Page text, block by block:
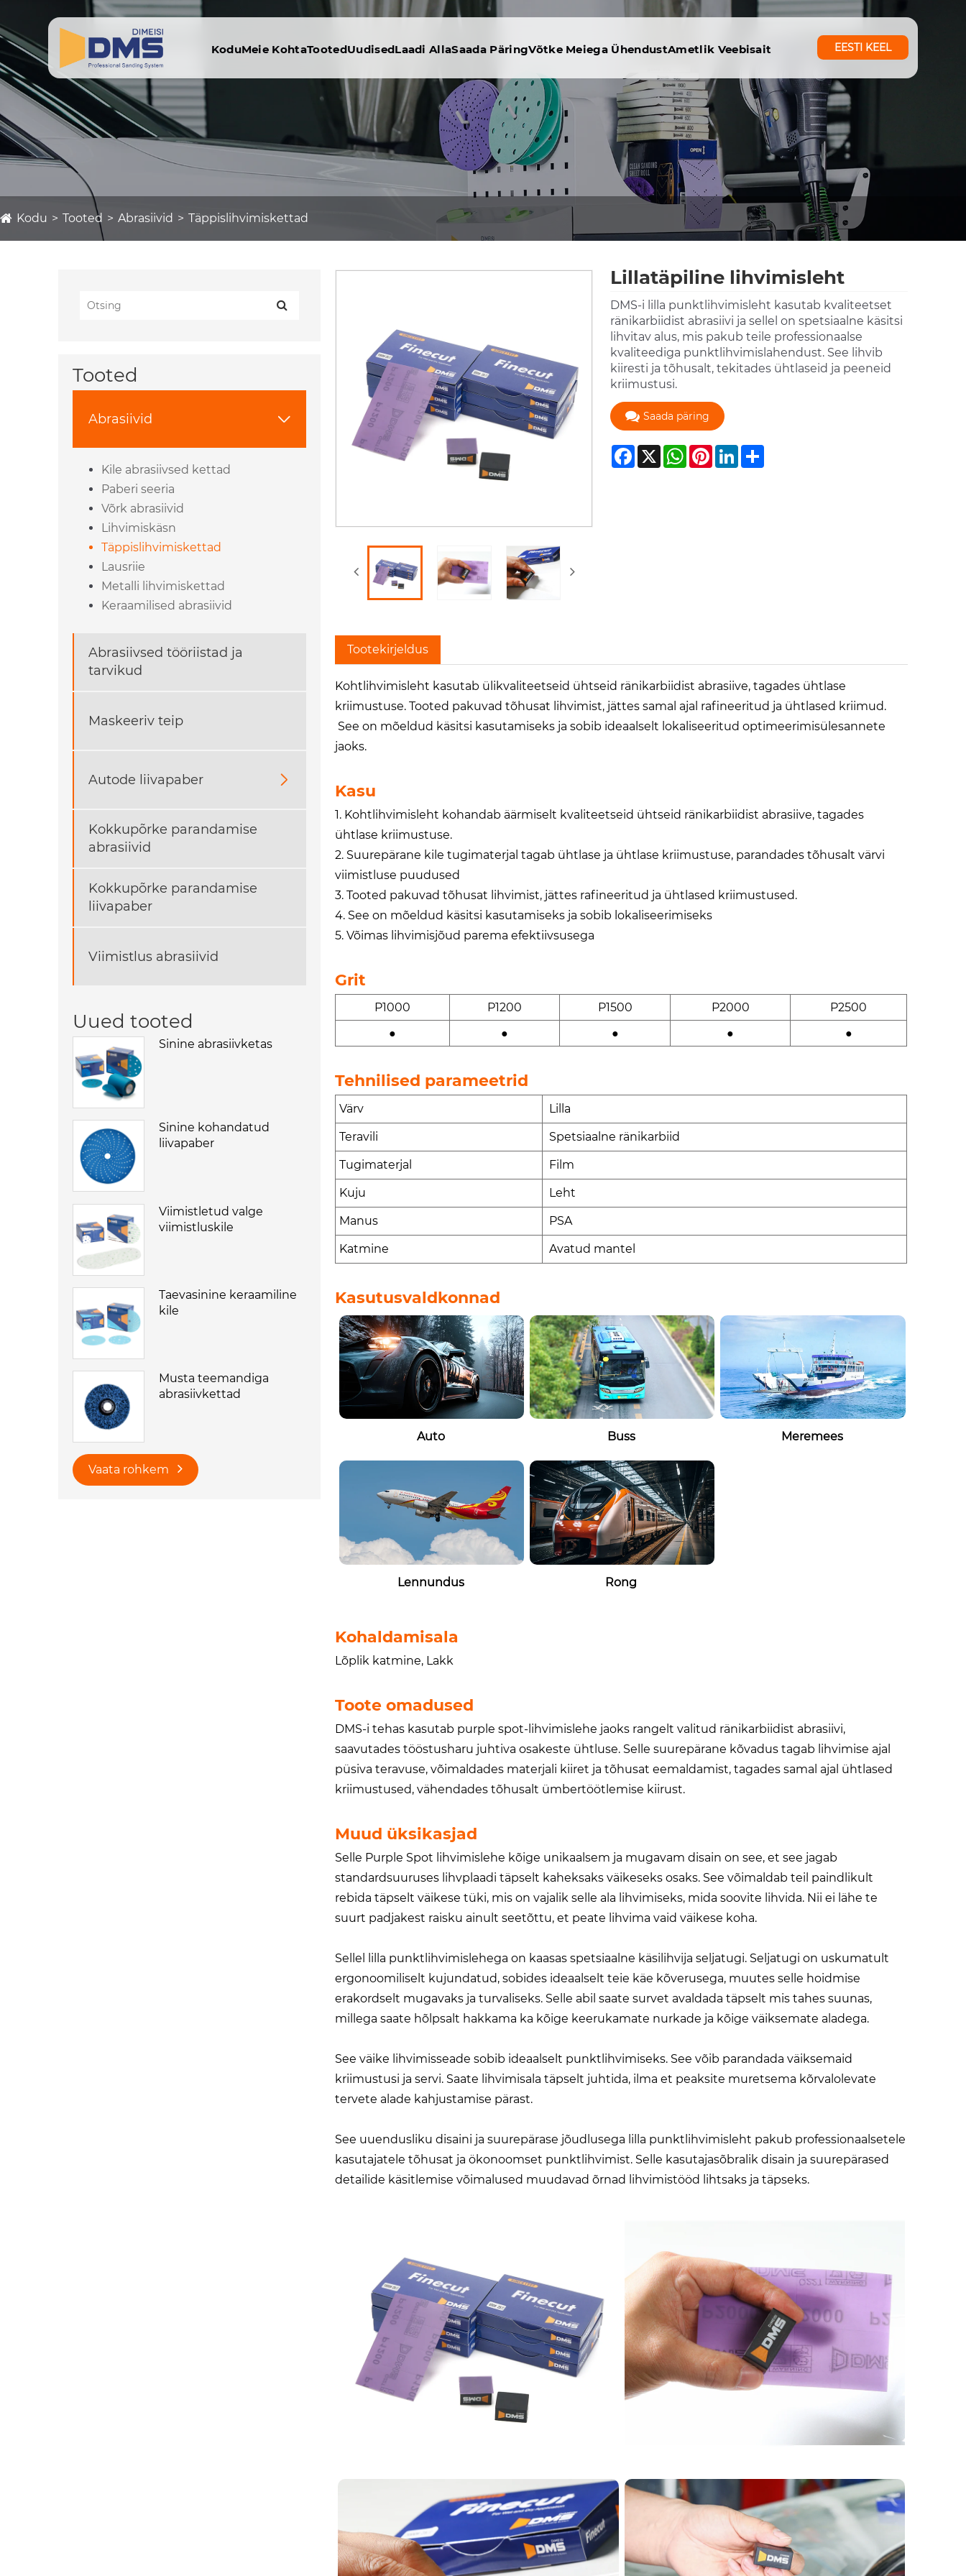
KoduMeie KohtaTootedUudisedLaadi AllaSaada PäringVõtke Meiega ÜhendustAmetlik Veebisait EESTI KEEL
Kodu Tooted Abrasiivid Täppislihvimiskettad
Tooted
Abrasiivid 
Kile abrasiivsed kettad
Paberi seeria
Võrk abrasiivid
Lihvimiskäsn
Täppislihvimiskettad
Lausriie
Metalli lihvimiskettad
Keraamilised abrasiivid
Abrasiivsed tööriistad ja
tarvikud
Maskeeriv teip
Autode liivapaber 
Kokkupõrke parandamise
abrasiivid
Kokkupõrke parandamise
liivapaber
Viimistlus abrasiivid
Uued tooted
Sinine abrasiivketas
Sinine kohandatud
liivapaber
Viimistletud valge
viimistluskile
Taevasinine keraamiline
kile
Musta teemandiga
abrasiivkettad
Vaata rohkem
Lillatäpiline lihvimisleht
DMS-i lilla punktlihvimisleht kasutab kvaliteetset
ränikarbiidist abrasiivi ja sellel on spetsiaalne käsitsi
lihvitav alus, mis pakub teile professionaalse
kvaliteediga punktlihvimislahendust. See lihvib
kiiresti ja tõhusalt, tekitades ühtlaseid ja peeneid
kriimustusi.
Saada päring
Facebook
X WhatsApp
Pinterest
LinkedIn
Share
Tootekirjeldus
Kohtlihvimisleht kasutab ülikvaliteetseid ühtseid ränikarbiidist abrasiive, tagades ühtlase
kriimustuse. Tooted pakuvad tõhusat lihvimist, jättes samal ajal rafineeritud ja ühtlased kriimud.
See on mõeldud käsitsi kasutamiseks ja sobib ideaalselt lokaliseeritud optimeerimisülesannete
jaoks.
Kasu
1. Kohtlihvimisleht kohandab äärmiselt kvaliteetseid ühtseid ränikarbiidist abrasiive, tagades
ühtlase kriimustuse.
2. Suurepärane kile tugimaterjal tagab ühtlase ja ühtlase kriimustuse, parandades tõhusalt värvi
viimistluse puudused
3. Tooted pakuvad tõhusat lihvimist, jättes rafineeritud ja ühtlased kriimustused.
4. See on mõeldud käsitsi kasutamiseks ja sobib lokaliseerimiseks
5. Võimas lihvimisjõud parema efektiivsusega
Grit
P1000 P1200 P1500 P2000
P2500
●
● ● ● ●
Tehnilised parameetrid
Värv Lilla
Teravili Spetsiaalne ränikarbiid
Tugimaterjal Film
Kuju Leht
Manus PSA
Katmine Avatud mantel
Kasutusvaldkonnad
Auto Buss Meremees
Lennundus Rong
Kohaldamisala
Lõplik katmine, Lakk
Toote omadused
DMS-i tehas kasutab purple spot-lihvimislehe jaoks rangelt valitud ränikarbiidist abrasiivi,
saavutades tööstusharu juhtiva osakeste ühtluse. Selle suurepärane kõvadus tagab lihvimise ajal
püsiva teravuse, võimaldades materjali kiiret ja tõhusat eemaldamist, tagades samal ajal ühtlased
kriimustused, vähendades tõhusalt ümbertöötlemise kiirust.
Muud üksikasjad
Selle Purple Spot lihvimislehe kõige unikaalsem ja mugavam disain on see, et see jagab
standardsuuruses lihvplaadi täpselt kaheksaks väikeseks osaks. See võimaldab teil paindlikult
rebida täpselt väikese tüki, mis on vajalik selle ala lihvimiseks, mida soovite lihvida. Nii ei lähe te
suurt padjakest raisku ainult seetõttu, et peate lihvima vaid väikese koha.
Sellel lilla punktlihvimislehega on kaasas spetsiaalne käsilihvija seljatugi. Seljatugi on uskumatult
ergonoomiliselt kujundatud, sobides ideaalselt teie käe kõverusega, muutes selle hoidmise
erakordselt mugavaks ja turvaliseks. Selle abil saate survet avaldada täpselt mis tahes suunas,
millega saate hõlpsalt hakkama ka kõige keerukamate nurkade ja kõige väiksemate aladega.
See väike lihvimisseade sobib ideaalselt punktlihvimiseks. See võib parandada väiksemaid
kriimustusi ja servi. Saate lihvimisala täpselt juhtida, ilma et peaksite muretsema kõrvalolevate
tervete alade kahjustamise pärast.
See uuendusliku disaini ja suurepärase jõudlusega lilla punktlihvimisleht pakub professionaalsetele
kasutajatele tõhusat ja ökonoomset punktlihvimist. Selle kasutajasõbralik disain ja suurepärased
detailide käsitlemise võimalused muudavad õrnad lihvimistööd lihtsaks ja täpseks.